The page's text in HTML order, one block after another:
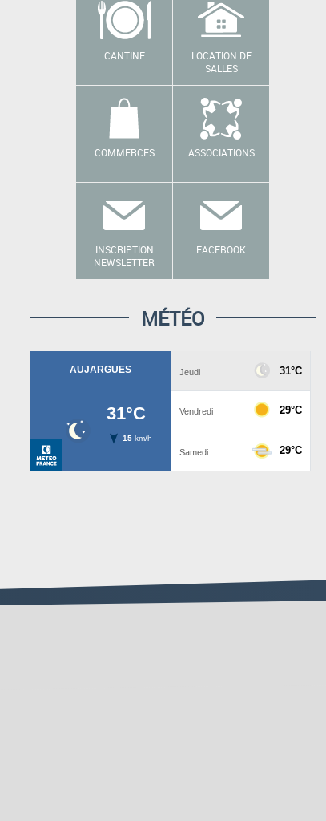
CANTINE
LOCATION DE
SALLES
COMMERCES ASSOCIATIONS
INSCRIPTION
NEWSLETTER
FACEBOOK
MÉTÉO